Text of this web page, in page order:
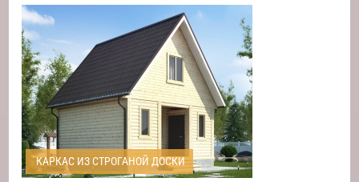
КАРКАС ИЗ СТРОГАНОЙ ДОСКИ